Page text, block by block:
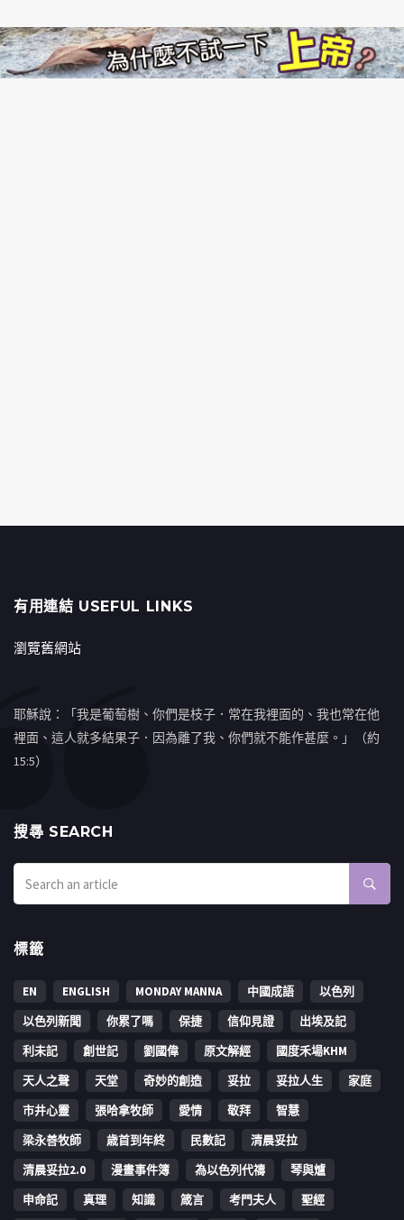
有用連結 USEFUL LINKS
瀏覽舊網站
耶穌說：「我是葡萄樹、你們是枝子．常在我裡面的、我也常在他
裡面、這人就多結果子．因為離了我、你們就不能作甚麼。」（約
15:5）
搜㝷 SEARCH
標籤
EN ENGLISH MONDAY MANNA 中國成語
以色列
以色列新聞
你累了嗎 保捷 信仰見證
出埃及記
利未記
創世記 劉國偉 原文解經
國度禾場KHM
天人之聲
天堂 奇妙的創造 妥拉 妥拉人生
家庭
市井心靈
張哈拿牧師 愛情 敬拜
智慧
梁永善牧師
歳首到年終 民數記
清晨妥拉
清晨妥拉2.0
漫畫事件簿 為以色列代禱
琴與爐
申命記
真理 知識 箴言 考門夫人 聖經